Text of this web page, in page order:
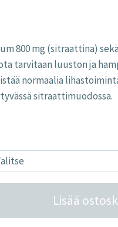
€
€
800 mg (sitraattina)
tarvitaan luuston ja
normaalia
sitraattimuodossa.
Lisää